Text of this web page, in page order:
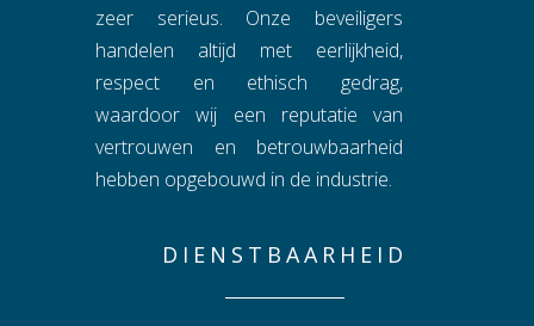
zeer serieus. Onze beveiligers
handelen altijd met eerlijkheid,
respect en ethisch gedrag,
waardoor wij een reputatie van
vertrouwen en betrouwbaarheid
hebben opgebouwd in de industrie.
DIENSTBAARHEID